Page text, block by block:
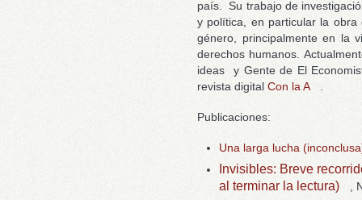
país. Su trabajo de
y política, en particular la
género, principalmente en la
derechos humanos.
ideas y Gente de El
revista digital Con la A
Publicaciones:
Una larga lucha
Invisibles: Breve
al terminar la lectura)
,